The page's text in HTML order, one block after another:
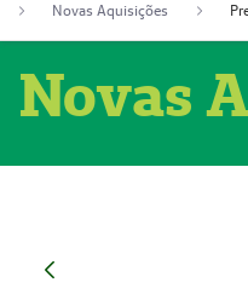
Novas Aquisições
Novas